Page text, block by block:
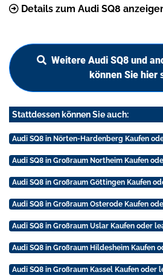
Details zum Audi SQ8
Weitere Audi SQ8 und
können Sie hier
Stattdessen können Sie auch:
Audi SQ8 in Nörten-Hardenberg Kaufen
Audi SQ8 in Großraum Northeim Kaufen
Audi SQ8 in Großraum Göttingen Kaufen
Audi SQ8 in Großraum Osterode Kaufen
Audi SQ8 in Großraum Uslar Kaufen oder
Audi SQ8 in Großraum Hildesheim Kaufen
Audi SQ8 in Großraum Kassel Kaufen oder